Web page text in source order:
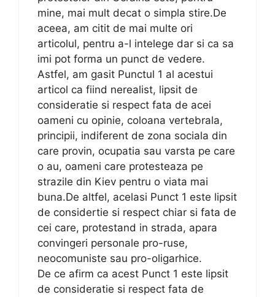
mine, mai mult decat o simpla stire.De
aceea, am citit de mai multe ori
articolul, pentru a-l intelege dar si ca sa
imi pot forma un punct de vedere.
Astfel, am gasit Punctul 1 al acestui
articol ca fiind nerealist, lipsit de
consideratie si respect fata de acei
oameni cu opinie, coloana vertebrala,
principii, indiferent de zona sociala din
care provin, ocupatia sau varsta pe care
o au, oameni care protesteaza pe
strazile din Kiev pentru o viata mai
buna.De altfel, acelasi Punct 1 este lipsit
de considertie si respect chiar si fata de
cei care, protestand in strada, apara
convingeri personale pro-ruse,
neocomuniste sau pro-oligarhice.
De ce afirm ca acest Punct 1 este lipsit
de consideratie si respect fata de